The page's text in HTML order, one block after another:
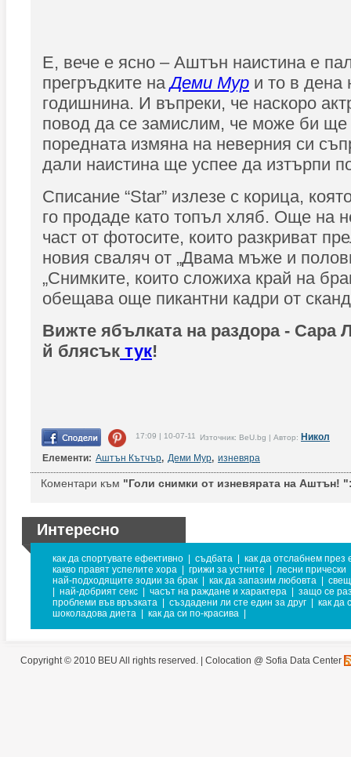
Е, вече е ясно – Аштън наистина е
прегръдките наДеми Мур и то в дена
годишнина. И въпреки, че наскоро
повод да се замислим, че може би ще
поредната измяна на неверния си
дали наистина ще успее да изтърпи
Списание “Star” излезе с корица,
го продаде като топъл хляб. Още на
част от фотосите, които разкриват
новия сваляч от „Двама мъже и
„Снимките, които сложиха край на
обещава още пикантни кадри от
Вижте ябълката на раздора - Сара
й блясък тук!
17:09 | 10-07-11 Източник: BeU.bg | Автор: Никол
Елементи: Аштън Кътчър, Деми Мур, изневяра
Коментари към "Голи снимки от изневярата на Аштън!
Интересно
как да спортувате ефективно съдбата
как да отслабнем през
какво правят успелите хора
грижи за устните
лесни прически
най-подходящите зодии за брак
как да запазим любовта
най-добрият секс часът на раждане и характера
защо се
проблеми във връзката
създадени ли сте един за друг
как да
шоколадова диета
как да си по-красива
Copyright © 2010 BEU All rights reserved. | Colocation @ Sofia Data Center